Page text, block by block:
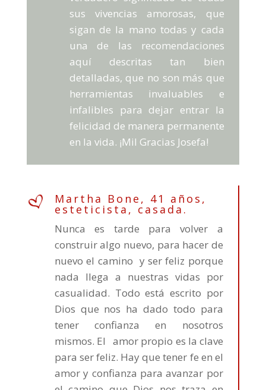
sus vivencias amorosas, que
sigan de la mano todas y cada
una de las recomendaciones
aquí descritas tan bien
detalladas, que no son más que
herramientas invaluables e
infalibles para dejar entrar la
felicidad de manera permanente
en la vida. ¡Mil Gracias Josefa!
Martha Bone, 41 años,
esteticista, casada.
Nunca es tarde para volver a
construir algo nuevo, para hacer de
nuevo el camino y ser feliz porque
nada llega a nuestras vidas por
casualidad. Todo está escrito por
Dios que nos ha dado todo para
tener confianza en nosotros
mismos. El amor propio es la clave
para ser feliz. Hay que tener fe en el
amor y confianza para avanzar por